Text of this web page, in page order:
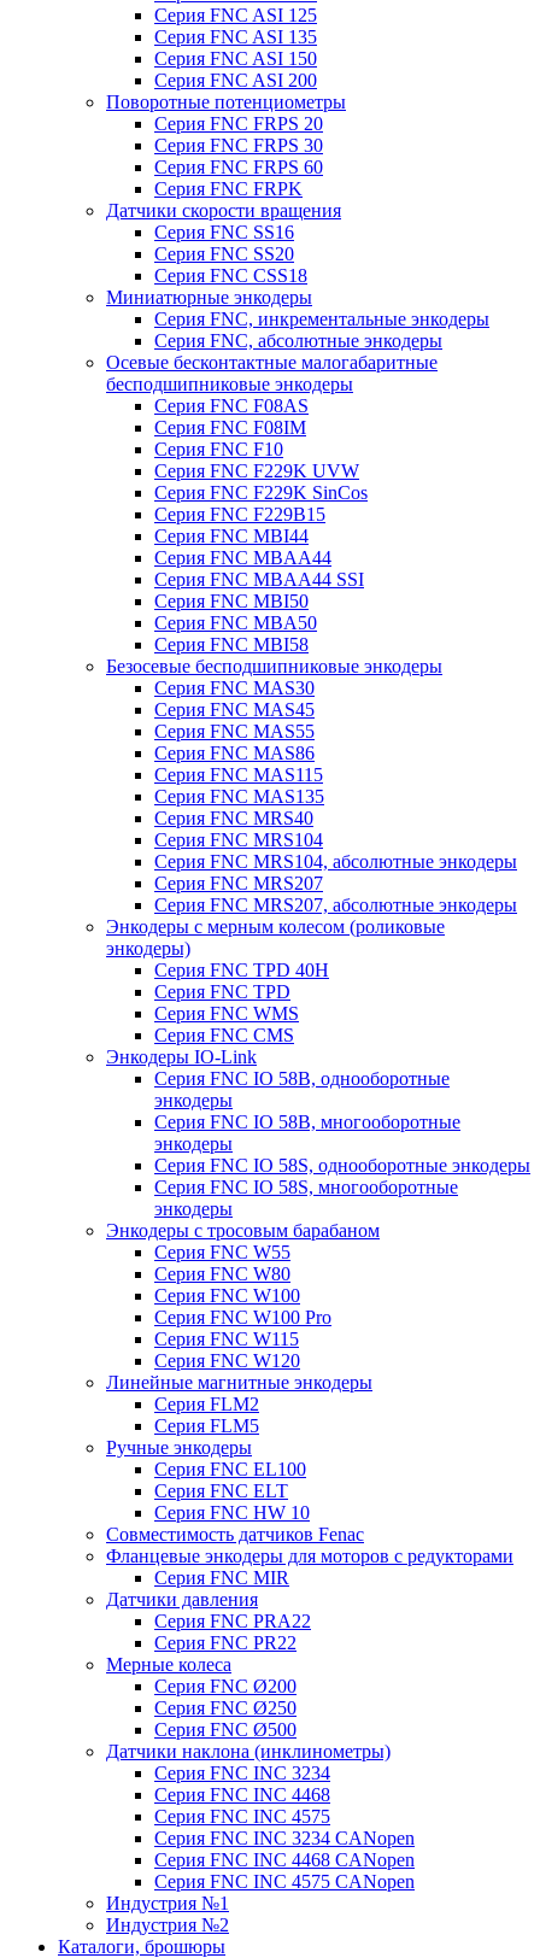
Серия FNC ASI 125
Серия FNC ASI 135
Серия FNC ASI 150
Серия FNC ASI 200
Поворотные потенциометры
Серия FNC FRPS 20
Серия FNC FRPS 30
Серия FNC FRPS 60
Серия FNC FRPK
Датчики скорости вращения
Серия FNC SS16
Серия FNC SS20
Серия FNC CSS18
Миниатюрные энкодеры
Серия FNC, инкрементальные энкодеры
Серия FNC, абсолютные энкодеры
Осевые бесконтактные малогабаритные
бесподшипниковые энкодеры
Серия FNC F08AS
Серия FNC F08IM
Серия FNC F10
Серия FNC F229K UVW
Серия FNC F229K SinCos
Серия FNC F229B15
Серия FNC MBI44
Серия FNC MBAA44
Серия FNC MBAA44 SSI
Серия FNC MBI50
Серия FNC MBA50
Серия FNC MBI58
Безосевые бесподшипниковые энкодеры
Серия FNC MAS30
Серия FNC MAS45
Серия FNC MAS55
Серия FNC MAS86
Серия FNC MAS115
Серия FNC MAS135
Серия FNC MRS40
Серия FNC MRS104
Серия FNC MRS104, абсолютные энкодеры
Серия FNC MRS207
Серия FNC MRS207, абсолютные энкодеры
Энкодеры с мерным колесом (роликовые
энкодеры)
Серия FNC TPD 40H
Серия FNC TPD
Серия FNC WMS
Серия FNC CMS
Энкодеры IO-Link
Серия FNC IO 58B, однооборотные
энкодеры
Серия FNC IO 58B, многооборотные
энкодеры
Серия FNC IO 58S, однооборотные энкодеры
Серия FNC IO 58S, многооборотные
энкодеры
Энкодеры с тросовым барабаном
Серия FNC W55
Серия FNC W80
Серия FNC W100
Серия FNC W100 Pro
Серия FNC W115
Серия FNC W120
Линейные магнитные энкодеры
Серия FLM2
Серия FLM5
Ручные энкодеры
Серия FNC EL100
Серия FNC ELT
Серия FNC HW 10
Совместимость датчиков Fenac
Фланцевые энкодеры для моторов с редукторами
Серия FNC MIR
Датчики давления
Серия FNC PRA22
Серия FNC PR22
Мерные колеса
Серия FNC Ø200
Серия FNC Ø250
Серия FNC Ø500
Датчики наклона (инклинометры)
Серия FNC INC 3234
Серия FNC INC 4468
Серия FNC INC 4575
Серия FNC INC 3234 CANopen
Серия FNC INC 4468 CANopen
Серия FNC INC 4575 CANopen
Индустрия №1
Индустрия №2
Каталоги, брошюры